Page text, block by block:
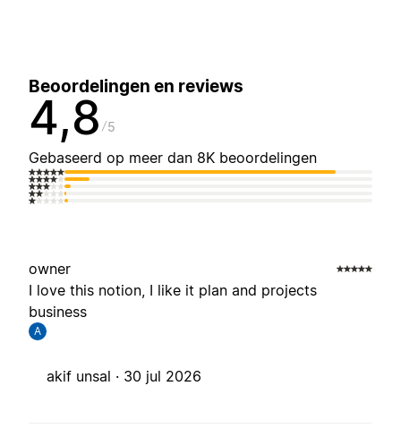
Beoordelingen en reviews
4,8 5
Gebaseerd op meer dan 8K beoordelingen
owner
I love this notion, I like it plan and projects
business
A
akif unsal · 30 jul 2026